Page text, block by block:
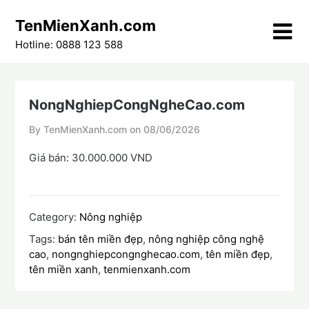
content
TenMienXanh.com
Hotline: 0888 123 588
NongNghiepCongNgheCao.com
By TenMienXanh.com on 08/06/2026
Giá bán: 30.000.000 VND
Category: Nông nghiệp
Tags: bán tên miền đẹp, nông nghiệp công nghệ
cao, nongnghiepcongnghecao.com,tên miền đẹp,
tên miền xanh,tenmienxanh.com